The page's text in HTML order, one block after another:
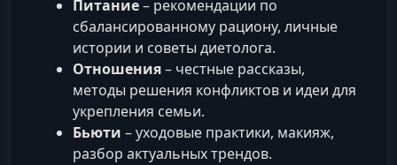
Питание– рекомендации по
сбалансированному рациону, личные
истории и советы диетолога.
Отношения– честные рассказы,
методы решения конфликтов и идеи для
укрепления семьи.
Бьюти – уходовые практики, макияж,
разбор актуальных трендов.